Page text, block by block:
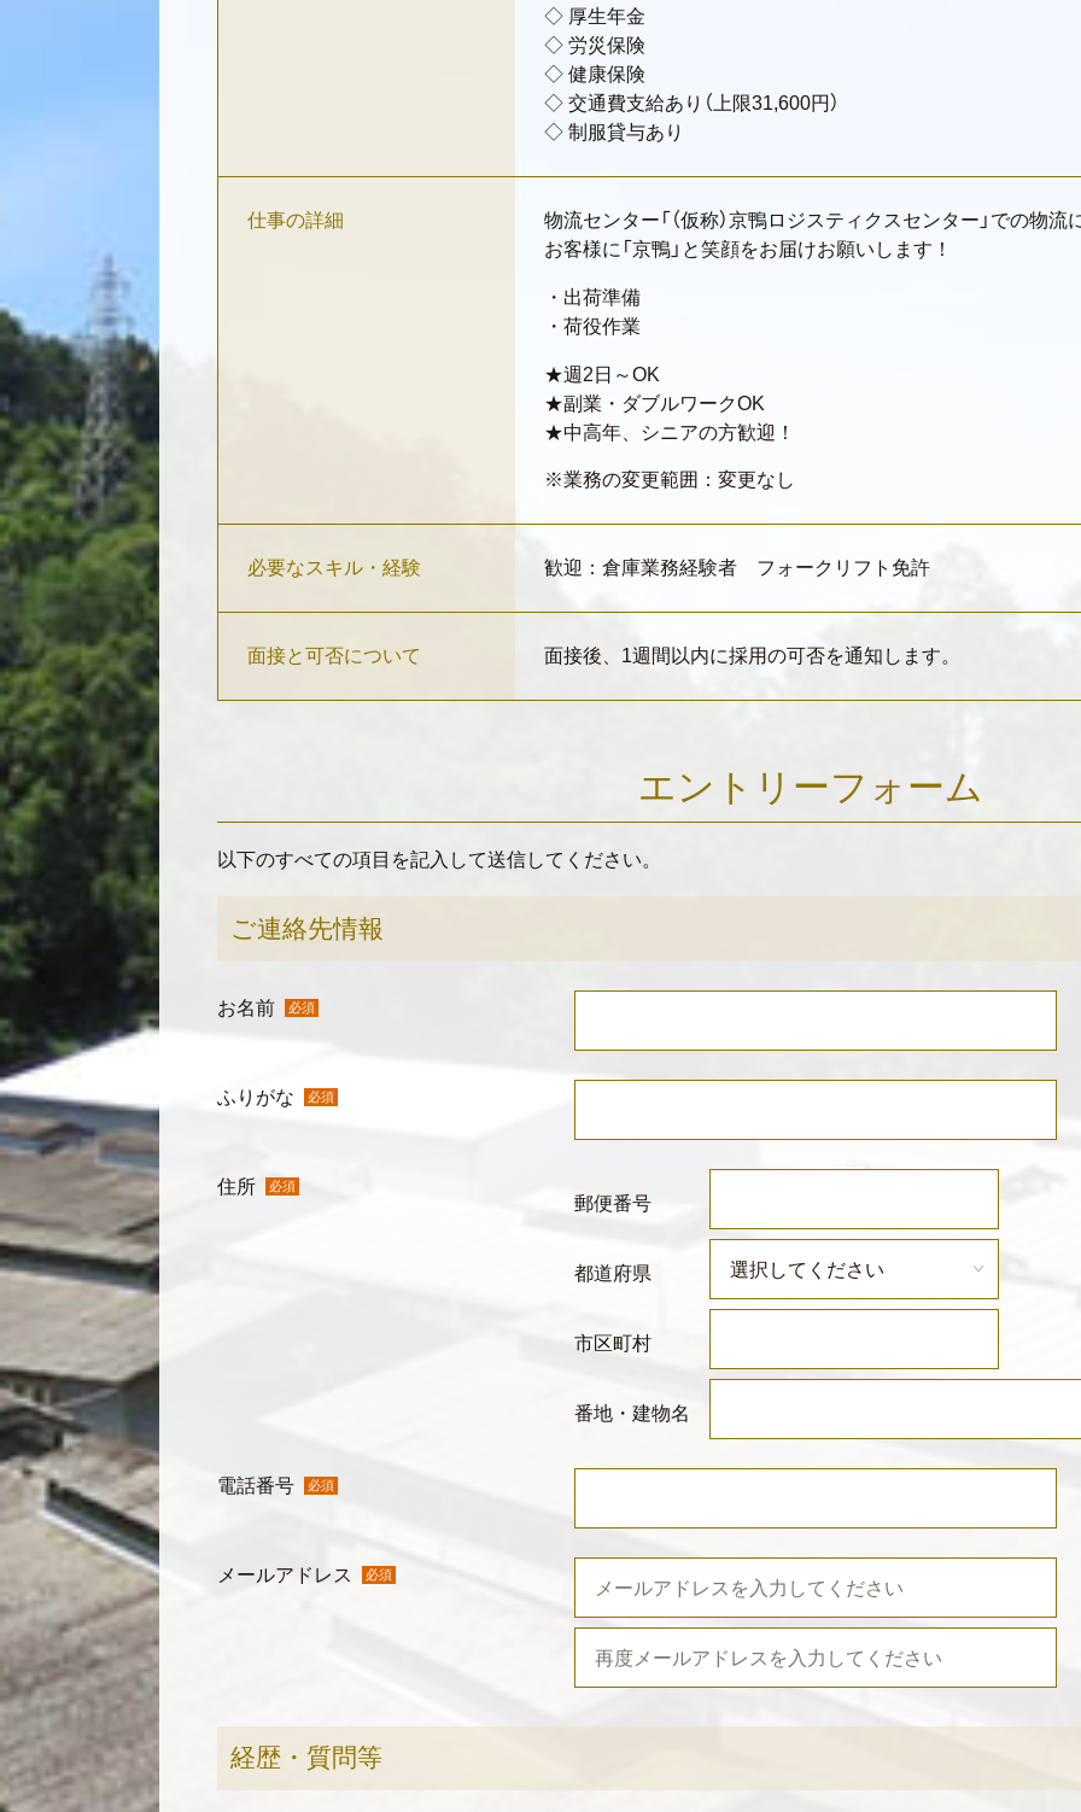
◇ 厚生年金
◇ 労災保険
◇ 健康保険
◇ 交通費支給あり（上限31,600円）
◇ 制服貸与あり
仕事の詳細
物流センター「（仮称）京鴨ロジスティクスセンター」での物
お客様に「京鴨」と笑顔をお届けお願いします！
・出荷準備
・荷役作業
★週2日～OK
★副業・ダブルワークOK
★中高年、シニアの方歓迎！
※業務の変更範囲：変更なし
必要なスキル・経験 歓迎：倉庫業務経験者 フォークリフト免許
面接と可否について 面接後、1週間以内に採用の可否を通知します。
エントリーフォーム
以下のすべての項目を記入して送信してください。
ご連絡先情報
お名前 必須
ふりがな 必須
住所 必須
郵便番号
都道府県
市区町村
番地・建物名
電話番号 必須
メールアドレス 必須
経歴・質問等